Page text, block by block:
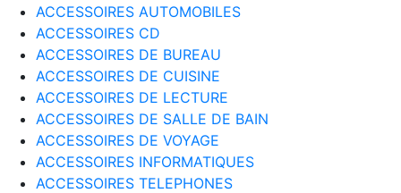
ACCESSOIRES AUTOMOBILES
ACCESSOIRES CD
ACCESSOIRES DE BUREAU
ACCESSOIRES DE CUISINE
ACCESSOIRES DE LECTURE
ACCESSOIRES DE SALLE DE BAIN
ACCESSOIRES DE VOYAGE
ACCESSOIRES INFORMATIQUES
ACCESSOIRES TELEPHONES